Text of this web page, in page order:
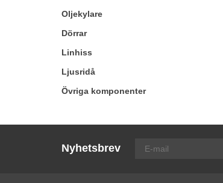
Oljekylare
Dörrar
Linhiss
Ljusridå
Övriga komponenter
Nyhetsbrev